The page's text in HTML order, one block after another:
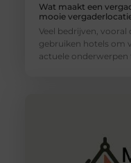
Wat maakt een
mooie
Veel bedrijven, vooral
gebruiken hotels om
actuele onderwerpen